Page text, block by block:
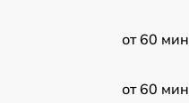
от 60 мин
от 60 мин